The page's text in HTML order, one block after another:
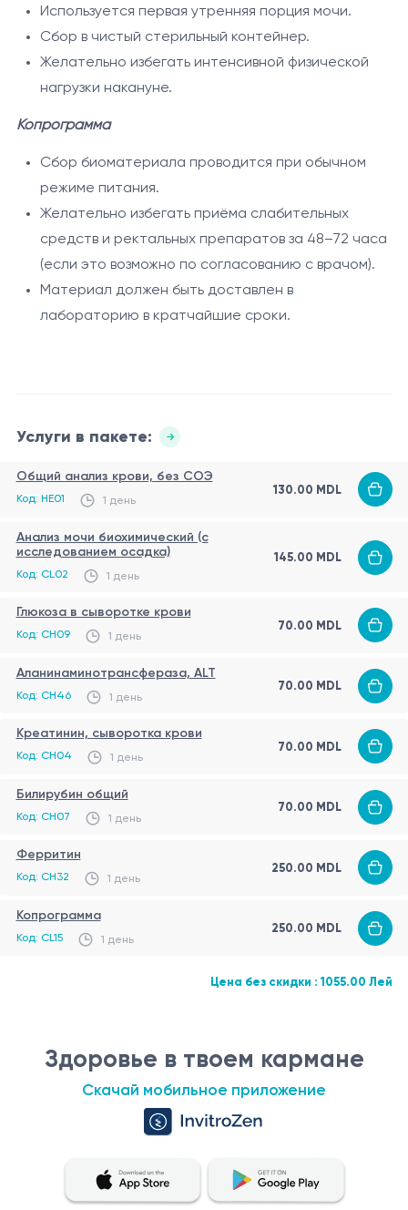
ALT и билирубин общий
функциональное состояние печени и билиарной
системы.
организме.
Анализ мочи с осадком— позволяет оценить
состояние мочевыделительной системы и
выявить скрытые воспалительные процессы.
Копрограмма— комплексная оценка
пищеварения и функции желудочно-кишечного
тракта.
Пищевые нагрузки (жирная, сладкая пища перед
сдачей анализов)
исследования
Используется первая утренняя порция мочи.
Сбор в чистый стерильный контейнер.
Желательно избегать интенсивной физической
нагрузки накануне.
Копрограмма
Сбор биоматериала проводится при обычном
режиме питания.
Желательно избегать приёма слабительных
средств и ректальных препаратов за 48–72 часа
(если это возможно по согласованию с врачом).
Материал должен быть доставлен в
лабораторию в кратчайшие сроки.
Услуги в пакете:
Общий анализ крови, без СОЭ
Код: HE01 1 день
130.00 MDL
Анализ мочи биохимический (с
исследованием осадка)
Код: CL02 1 день
145.00 MDL
Глюкоза в сыворотке крови
Код: CH09 1 день
70.00 MDL
Аланинаминотрансфераза, ALT
Код: CH46 1 день
70.00 MDL
Креатинин, сыворотка крови
Код: CH04 1 день
70.00 MDL
Билирубин общий
Код: CH07 1 день
70.00 MDL
Ферритин
Код: CH32 1 день
250.00 MDL
Копрограмма
Код: CL15 1 день
250.00 MDL
Цена без скидки : 1055.00 Лей
Здоровье в твоем кармане
Скачай мобильное приложение